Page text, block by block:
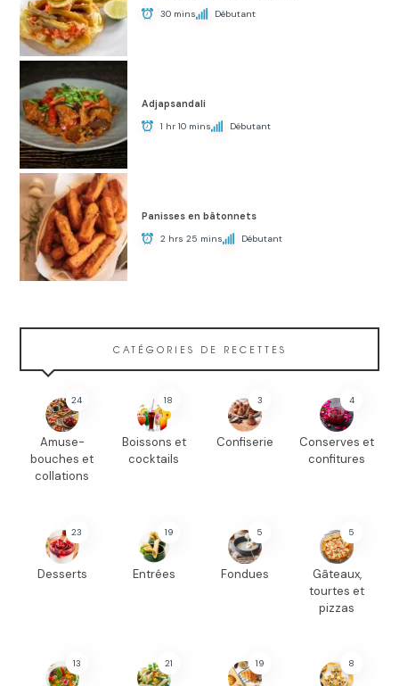
30 mins Débutant
Adjapsandali
1 hr 10 mins Débutant
Panisses en bâtonnets
2 hrs 25 mins Débutant
CATÉGORIES DE RECETTES
24
Amuse-
bouches et
collations
18
Boissons et
cocktails
3
Confiserie
4
Conserves et
confitures
23
Desserts
19
Entrées
5
Fondues
5
Gâteaux,
tourtes et
pizzas
13 21 19 8